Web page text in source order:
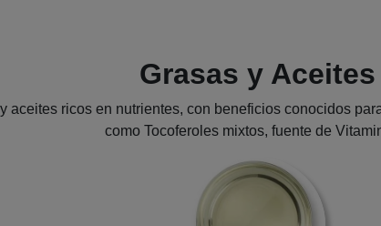
Grasas y Aceites
aceites ricos en nutrientes, con beneficios conocidos
como Tocoferoles mixtos, fuente de